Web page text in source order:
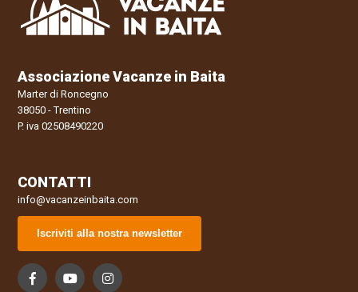
Associazione Vacanze in Baita
Marter di Roncegno
38050 - Trentino
P. iva 02508490220
CONTATTI
info@vacanzeinbaita.com
Iscriviti alla nostra newsletter